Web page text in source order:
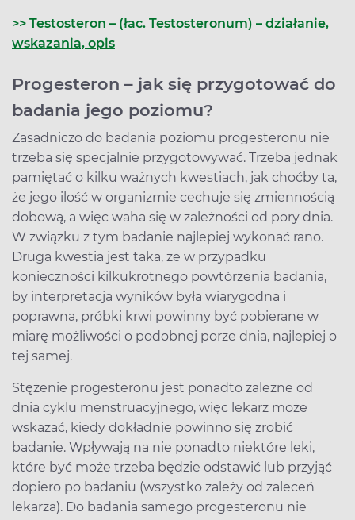
>> Testosteron – (łac. Testosteronum) – działanie,
wskazania, opis
Progesteron – jak się przygotować do
badania jego poziomu?
Zasadniczo do badania poziomu progesteronu nie
trzeba się specjalnie przygotowywać. Trzeba jednak
pamiętać o kilku ważnych kwestiach, jak choćby ta,
że jego ilość w organizmie cechuje się zmiennością
dobową, a więc waha się w zależności od pory dnia.
W związku z tym badanie najlepiej wykonać rano.
Druga kwestia jest taka, że w przypadku
konieczności kilkukrotnego powtórzenia badania,
by interpretacja wyników była wiarygodna i
poprawna, próbki krwi powinny być pobierane w
miarę możliwości o podobnej porze dnia, najlepiej o
tej samej.
Stężenie progesteronu jest ponadto zależne od
dnia cyklu menstruacyjnego, więc lekarz może
wskazać, kiedy dokładnie powinno się zrobić
badanie. Wpływają na nie ponadto niektóre leki,
które być może trzeba będzie odstawić lub przyjąć
dopiero po badaniu (wszystko zależy od zaleceń
lekarza). Do badania samego progesteronu nie